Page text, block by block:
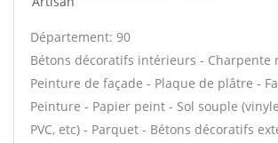
Département: 90
Bétons décoratifs intérieurs - Charpente
Peinture de façade - Plaque de plâtre -
Peinture - Papier peint - Sol souple
PVC, etc) - Parquet - Bétons décoratifs